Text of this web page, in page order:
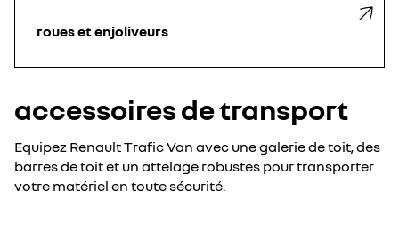
roues et enjoliveurs
accessoires de transport
Equipez Renault Trafic Van avec une galerie de toit, des
barres de toit et un attelage robustes pour transporter
votre matériel en toute sécurité.